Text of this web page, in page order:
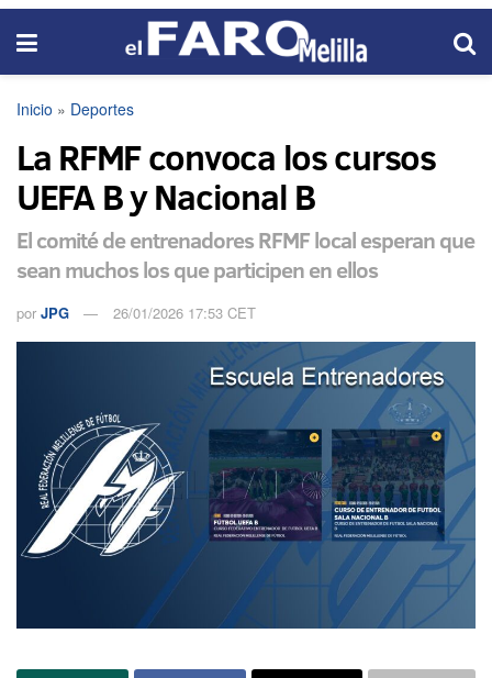
Inicio » Deportes
La RFMF convoca los cursos
UEFA B y Nacional B
El comité de entrenadores RFMF local esperan que
sean muchos los que participen en ellos
por JPG 26/01/2026 17:53 CET